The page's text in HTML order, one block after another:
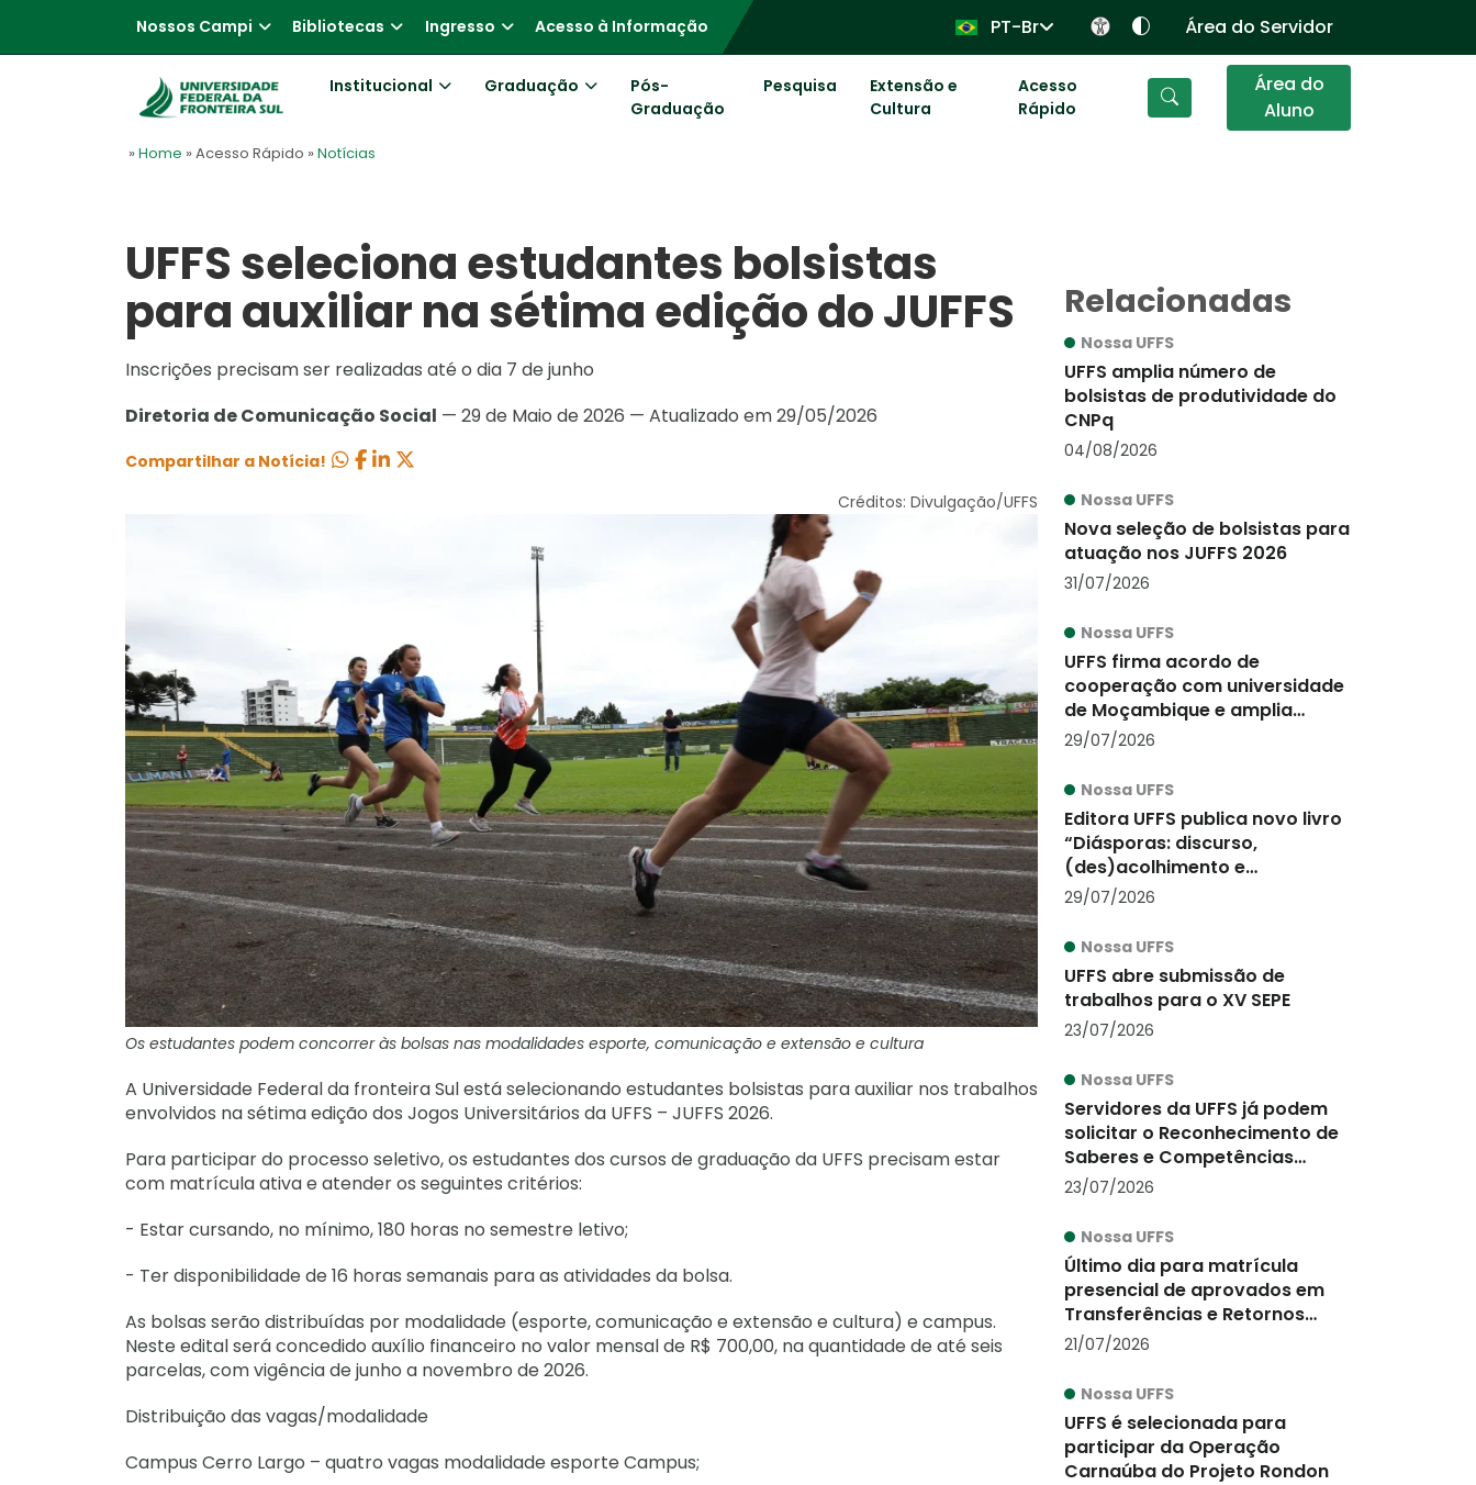
Nossos Campi Bibliotecas Ingresso Acesso à Informação PT-Br Área do Servidor
Institucional Graduação
Pós-
Graduação
Pesquisa
Extensão e
Cultura
Acesso
Rápido
Área do
Aluno
» Home » Acesso Rápido » Notícias
UFFS seleciona estudantes bolsistas
para auxiliar na sétima edição do JUFFS
Inscrições precisam ser realizadas até o dia 7 de junho
Diretoria de Comunicação Social — 29 de Maio de 2026 — Atualizado em 29/05/2026
Compartilhar a Notícia!
Créditos: Divulgação/UFFS
Os estudantes podem concorrer às bolsas nas modalidades esporte, comunicação e extensão e cultura
A Universidade Federal da fronteira Sul está selecionando estudantes bolsistas para auxiliar nos trabalhos
envolvidos na sétima edição dos Jogos Universitários da UFFS – JUFFS 2026.
Para participar do processo seletivo, os estudantes dos cursos de graduação da UFFS precisam estar
com matrícula ativa e atender os seguintes critérios:
- Estar cursando, no mínimo, 180 horas no semestre letivo;
- Ter disponibilidade de 16 horas semanais para as atividades da bolsa.
As bolsas serão distribuídas por modalidade (esporte, comunicação e extensão e cultura) e campus.
Neste edital será concedido auxílio financeiro no valor mensal de R$ 700,00, na quantidade de até seis
parcelas, com vigência de junho a novembro de 2026.
Distribuição das vagas/modalidade
Campus Cerro Largo – quatro vagas modalidade esporte Campus;
Relacionadas
Nossa UFFS
UFFS amplia número de
bolsistas de produtividade do
CNPq
04/08/2026
Nossa UFFS
Nova seleção de bolsistas para
atuação nos JUFFS 2026
31/07/2026
Nossa UFFS
UFFS firma acordo de
cooperação com universidade
de Moçambique e amplia
ações de internacionalização
29/07/2026
Nossa UFFS
Editora UFFS publica novo livro
“Diásporas: discurso,
(des)acolhimento e
alteridade”
29/07/2026
Nossa UFFS
UFFS abre submissão de
trabalhos para o XV SEPE
23/07/2026
Nossa UFFS
Servidores da UFFS já podem
solicitar o Reconhecimento de
Saberes e Competências
(RSC-PCCTAE)
23/07/2026
Nossa UFFS
Último dia para matrícula
presencial de aprovados em
Transferências e Retornos
2026/2
21/07/2026
Nossa UFFS
UFFS é selecionada para
participar da Operação
Carnaúba do Projeto Rondon